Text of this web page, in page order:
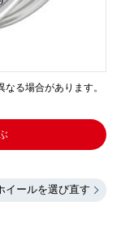
る場合があります。
イールを選び直す